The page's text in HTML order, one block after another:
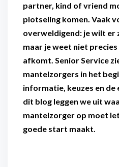
partner, kind of vriend
plotseling komen. Vaak
overweldigend: je wilt er
maar je weet niet
afkomt. Senior Service
mantelzorgers in het
informatie, keuzes en de
dit blog leggen we uit
mantelzorger op moet
goede start maakt.